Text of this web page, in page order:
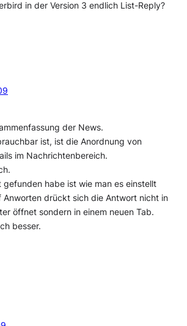
in der Version 3 endlich List-Reply?
der News.
ist, ist die Anordnung von
im Nachrichtenbereich.
gefunden habe ist wie man es einstellt
Anworten drückt sich die Antwort nicht in
öffnet sondern in einem neuen Tab.
besser.